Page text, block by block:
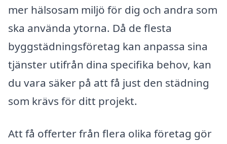
mer hälsosam miljö för dig och andra som
ska använda ytorna. Då de flesta
byggstädningsföretag kan anpassa sina
tjänster utifrån dina specifika behov, kan
du vara säker på att få just den städning
som krävs för ditt projekt.
Att få offerter från flera olika företag gör